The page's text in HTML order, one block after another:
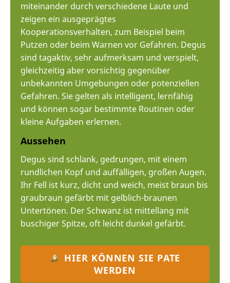
miteinander durch verschiedene Laute und
zeigen ein ausgeprägtes
Kooperationsverhalten, zum Beispiel beim
Putzen oder beim Warnen vor Gefahren. Degus
sind tagaktiv, sehr aufmerksam und verspielt,
gleichzeitig aber vorsichtig gegenüber
unbekannten Umgebungen oder potenziellen
Gefahren. Sie gelten als intelligent, lernfähig
und können sogar bestimmte Routinen oder
kleine Aufgaben erlernen.
Aussehen
Degus sind schlank, gedrungen, mit einem
rundlichen Kopf und auffälligen, großen Augen.
Ihr Fell ist kurz, dicht und weich, meist braun bis
graubraun gefärbt mit gelblich-braunen
Untertönen. Der Schwanz ist mittellang mit
buschiger Spitze, oft leicht dunkel gefärbt.
HIER KÖNNEN SIE PATE
WERDEN